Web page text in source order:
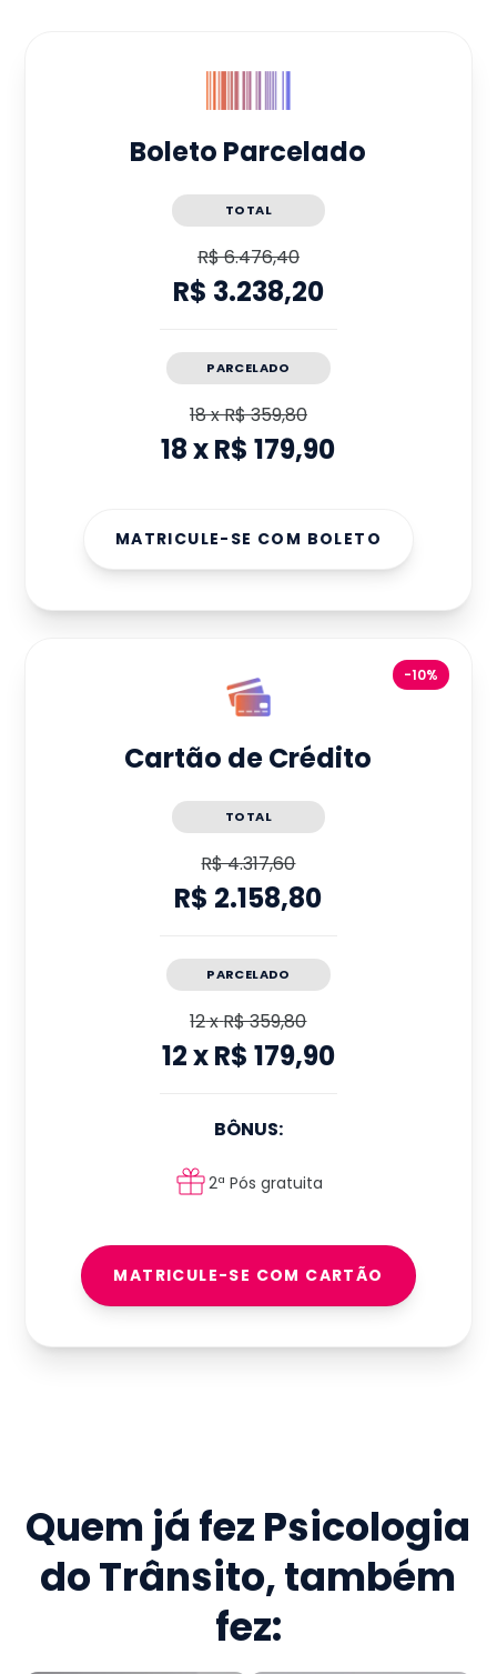
Boleto Parcelado
TOTAL
R$ 6.476,40
R$ 3.238,20
PARCELADO
18xR$ 359,80
18xR$ 179,90
MATRICULE-SE COM BOLETO
-10%
Cartão de Crédito
TOTAL
R$ 4.317,60
R$ 2.158,80
PARCELADO
12xR$ 359,80
12xR$ 179,90
BÔNUS:
2ª Pós gratuita
MATRICULE-SE COM CARTÃO
Quem já fez Psicologia
do Trânsito, também
fez: